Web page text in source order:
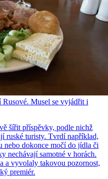
Musel se vyjádřit i
šířit příspěvky, podle nichž
ruské turisty. Tvrdí například,
nebo dokonce močí do jídla či
nechávají samotné v horách.
a vyvolaly takovou pozornost,
premiér.